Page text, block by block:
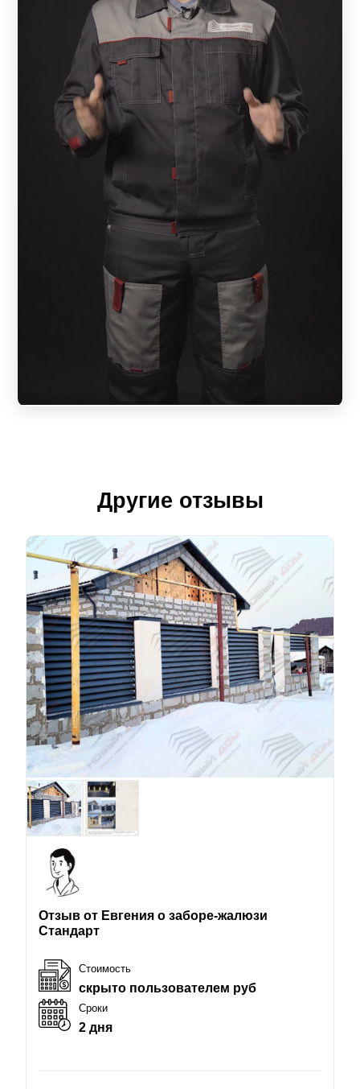
Другие отзывы
Отзыв от Евгения о заборе-жалюзи
Стандарт
Стоимость
скрыто пользователем руб
Сроки
2 дня